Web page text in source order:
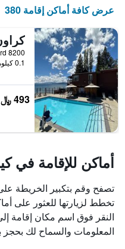
الذي
أيام
الأسبوع.
يتضمن
المخطط
التالي
1
محور
Y
الذي
سعر
غرفة
عرض كافة أماكن إقامة 380
0.1 كيلومتر عن وسط المدينة
493 ﷼
أماكن للإقامة في
تصفح وقم بتكبير الخريطة
تخطط لزيارتها للعثور على
النقر فوق اسم مكان إقامة
المعلومات والسماح لك بحجز